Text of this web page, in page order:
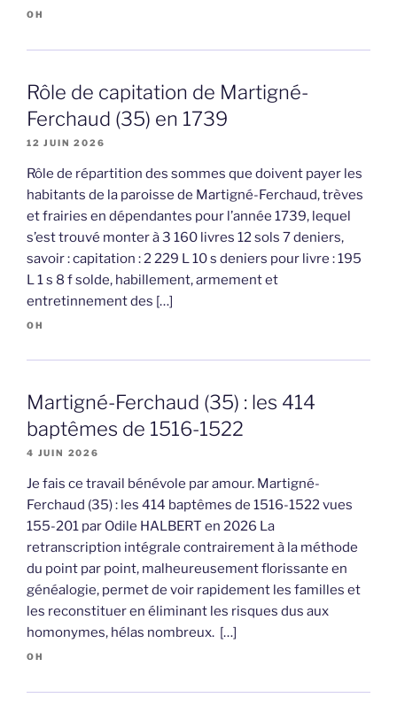
OH
Rôle de capitation de Martigné-
Ferchaud (35) en 1739
12 JUIN 2026
Rôle de répartition des sommes que doivent payer les
habitants de la paroisse de Martigné-Ferchaud, trèves
et frairies en dépendantes pour l’année 1739, lequel
s’est trouvé monter à 3 160 livres 12 sols 7 deniers,
savoir : capitation : 2 229 L 10 s deniers pour livre : 195
L 1 s 8 f solde, habillement, armement et
entretinnement des […]
OH
Martigné-Ferchaud (35) : les 414
baptêmes de 1516-1522
4 JUIN 2026
Je fais ce travail bénévole par amour. Martigné-
Ferchaud (35) : les 414 baptêmes de 1516-1522 vues
155-201 par Odile HALBERT en 2026 La
retranscription intégrale contrairement à la méthode
du point par point, malheureusement florissante en
généalogie, permet de voir rapidement les familles et
les reconstituer en éliminant les risques dus aux
homonymes, hélas nombreux. […]
OH